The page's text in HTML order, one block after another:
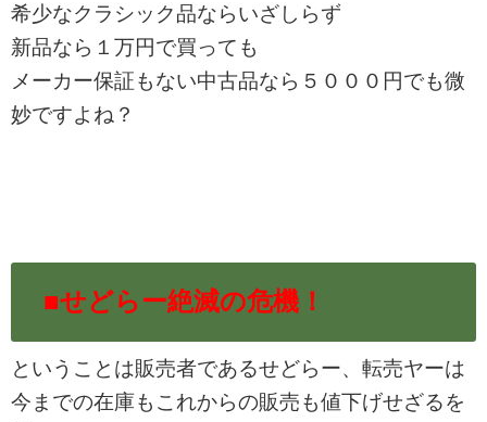
希少なクラシック品ならいざしらず
新品なら１万円で買っても
メーカー保証もない中古品なら５０００円でも微
妙ですよね？
■せどらー絶滅の危機！
ということは販売者であるせどらー、転売ヤーは
今までの在庫もこれからの販売も値下げせざるを